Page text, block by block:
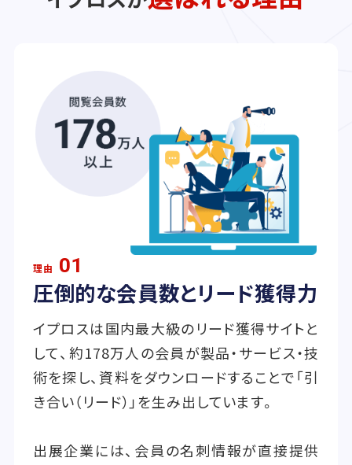
理由 01
圧倒的な会員数とリード獲得力
イプロスは国内最大級のリード獲得サイトと
して、約178万人の会員が製品・サービス・技
術を探し、資料をダウンロードすることで「引
き合い（リード）」を生み出しています。
出展企業には、会員の名刺情報が直接提供